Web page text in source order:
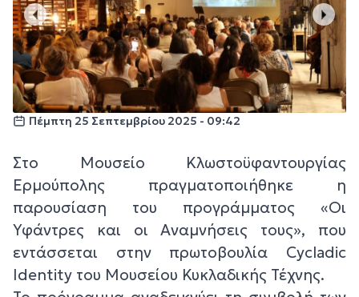
Πέμπτη 25 Σεπτεμβρίου 2025 - 09:42
Στο Μουσείο Κλωστοϋφαντουργίας
Ερμούπολης πραγματοποιήθηκε η
παρουσίαση του προγράμματος «Οι
Υφάντρες και οι Αναμνήσεις τους», που
εντάσσεται στην πρωτοβουλία Cycladic
Identity του Μουσείου Κυκλαδικής Τέχνης.